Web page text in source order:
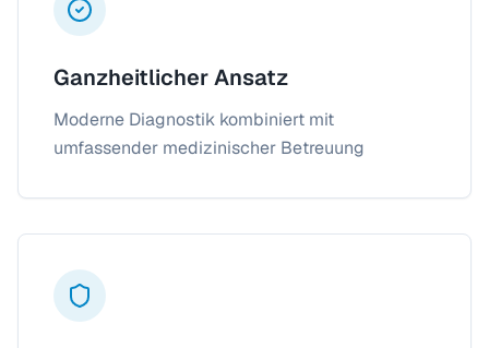
Ganzheitlicher Ansatz
Moderne Diagnostik kombiniert mit
umfassender medizinischer Betreuung